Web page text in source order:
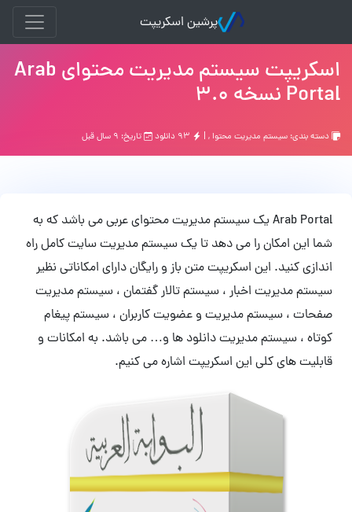
پرشین اسکریپت
اسکریپت سیستم مدیریت محتوای Arab
Portal نسخه 3.0
دسته بندی: سیستم مدیریت محتوا , | تاریخ: ۹ سال قبل
Arab Portal یک سیستم مدیریت محتوای عربی می باشد که به
شما این امکان را می دهد تا یک سیستم مدیریت سایت کامل راه
اندازی کنید. این اسکریپت متن باز و رایگان دارای امکاناتی نظیر
سیستم مدیریت اخبار ، سیستم تالار گفتمان ، سیستم مدیریت
صفحات ، سیستم مدیریت و عضویت کاربران ، سیستم پیغام
کوتاه ، سیستم مدیریت دانلود ها و… می باشد. به امکانات و
قابلیت های کلی این اسکریپت اشاره می کنیم.